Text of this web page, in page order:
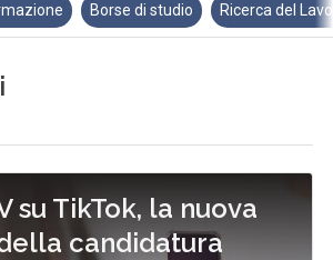
Borse di studio Ricerca del
su TikTok, la nuova
candidatura